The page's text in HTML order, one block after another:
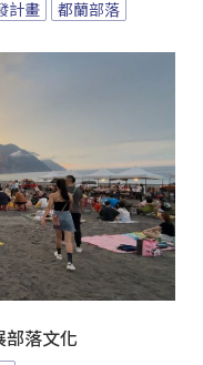
計畫 都蘭部落
部落文化